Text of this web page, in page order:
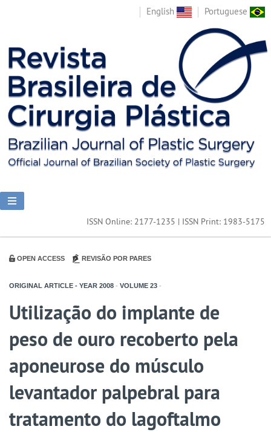
English Portuguese
ISSN Online: 2177-1235 | ISSN Print: 1983-5175
OPEN ACCESS REVISÃO POR PARES
ORIGINAL ARTICLE - YEAR 2008 - VOLUME 23 -
Utilização do implante de
peso de ouro recoberto pela
aponeurose do músculo
levantador palpebral para
tratamento do lagoftalmo